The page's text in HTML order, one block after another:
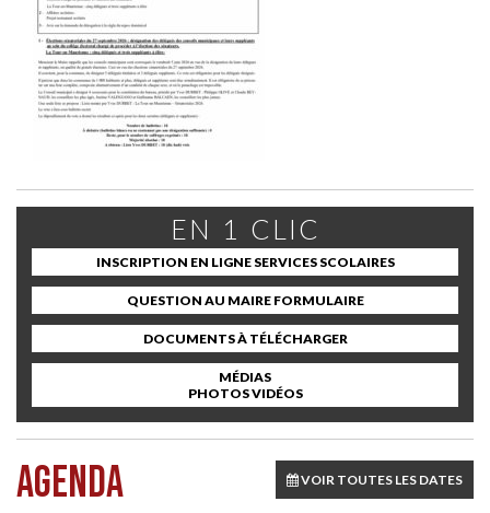
EN 1 CLIC
INSCRIPTION EN LIGNE SERVICES SCOLAIRES
QUESTION AU MAIRE FORMULAIRE
DOCUMENTS À TÉLÉCHARGER
MÉDIAS
PHOTOS VIDÉOS
AGENDA VOIR TOUTES LES DATES